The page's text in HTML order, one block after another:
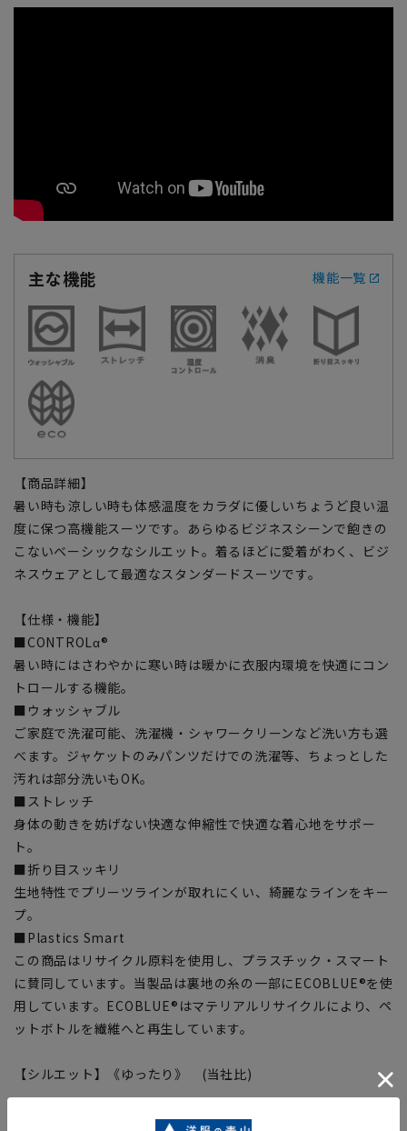
主な機能 機能一覧
【商品詳細】
暑い時も涼しい時も体感温度をカラダに優しいちょうど良い温
度に保つ高機能スーツです。あらゆるビジネスシーンで飽きの
こないベーシックなシルエット。着るほどに愛着がわく、ビジ
ネスウェアとして最適なスタンダードスーツです。
【仕様・機能】
■CONTROLα®
暑い時にはさわやかに寒い時は暖かに衣服内環境を快適にコン
トロールする機能。
■ウォッシャブル
ご家庭で洗濯可能、洗濯機・シャワークリーンなど洗い方も選
べます。ジャケットのみパンツだけでの洗濯等、ちょっとした
汚れは部分洗いもOK。
■ストレッチ
身体の動きを妨げない快適な伸縮性で快適な着心地をサポー
ト。
■折り目スッキリ
生地特性でプリーツラインが取れにくい、綺麗なラインをキー
プ。
■Plastics Smart
この商品はリサイクル原料を使用し、プラスチック・スマート
に賛同しています。当製品は裏地の糸の一部にECOBLUE®を使
用しています。ECOBLUE®はマテリアルリサイクルにより、ペ
ットボトルを繊維へと再生しています。
【シルエット】《ゆったり》 (当社比)
【商品に関するご注意】